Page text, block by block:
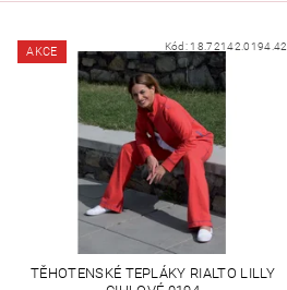
AKCE Kód: 18.72142.0194.42
TĚHOTENSKÉ TEPLÁKY RIALTO LILLY